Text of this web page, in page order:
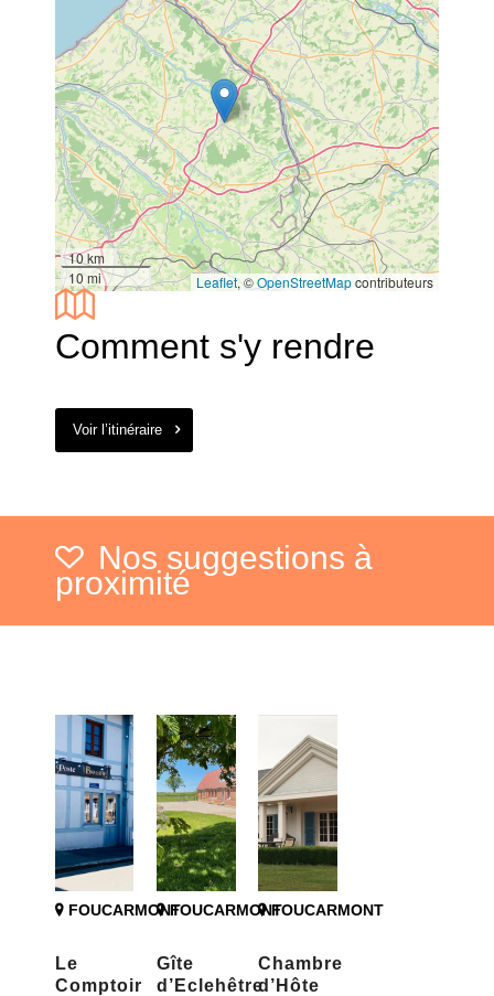
10 km
10 mi
Leaflet, ©OpenStreetMapcontributeurs
Comment s'y rendre
Voir l’itinéraire
Nos suggestions à
proximité
FOUCARMONT
Le
Comptoir
FOUCARMONT
Gîte
d’Eclehêtre
FOUCARMONT
Chambre
d’Hôte